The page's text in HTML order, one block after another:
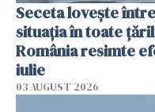
Seceta lovește
situația în toate
România resimte
iulie
03 AUGUST 2026